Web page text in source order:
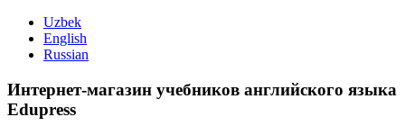
Uzbek
English
Russian
Интернет-магазин учебников английского языка
Edupress